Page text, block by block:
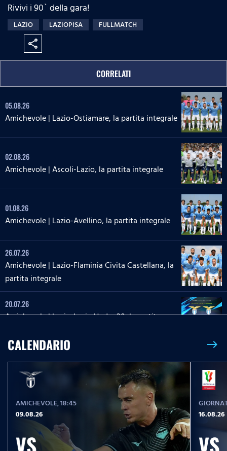
Rivivi i 90` della gara!
LAZIO LAZIOPISA FULLMATCH
share
CORRELATI
05.08.26
Amichevole | Lazio-Ostiamare, la partita integrale
02.08.26
Amichevole | Ascoli-Lazio, la partita integrale
01.08.26
Amichevole | Lazio-Avellino, la partita integrale
26.07.26
Amichevole | Lazio-Flaminia Civita Castellana, la
partita integrale
20.07.26
Amichevole | Lazio-Lazio Under 20, la partita
26.05.26
26 maggio 2013 | Roma-Lazio, la partita integrale
17.05.26
Serie A Women Athora | Fiorentina-Lazio
Women, la partita integrale
CALENDARIO east
AMICHEVOLE, 18:45
09.08.26
VS
16.08.26
VS